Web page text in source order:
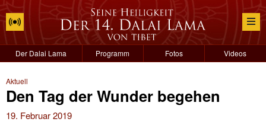
Der Dalai Lama Programm Fotos Videos
Aktuell
Den Tag der Wunder begehen
19. Februar 2019